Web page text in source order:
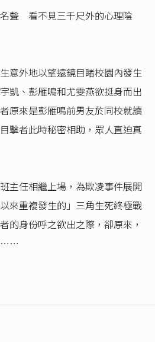
名聲 看不見三千尺外的心理陰
意外地以望遠鏡目睹校園內發生
凱、彭雁鳴和尤雯燕欲挺身而出
原來是彭雁鳴前男友於同校就讀
擊者此時秘密相助，眾人直迫真
主任相繼上場，為欺凌事件展開
來重複發生的」三角生死終極戰
的身份呼之欲出之際，卻原來，
……